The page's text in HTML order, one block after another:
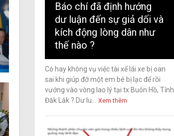
Báo chí đã định hướng
dư luận đến sự giả dối và
kích động lòng dân như
thế nào ?
Có hay không vụ việc tài xế lái xe bị oan
sai khi giúp đỡ một em bé bị lạc để rồi
vướng vào vòng lao lý tại tx Buôn Hồ, Tỉnh
Đăk Lăk ? Dư lu...
Xem thêm